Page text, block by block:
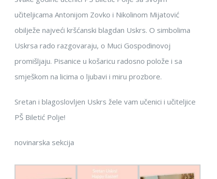
učiteljicama Antonijom Zovko i Nikolinom Mijatović
obilježe najveći kršćanski blagdan Uskrs. O simbolima
Uskrsa rado razgovaraju, o Muci Gospodinovoj
promišljaju. Pisanice u košaricu radosno polože i sa
smješkom na licima o ljubavi i miru prozbore.
Sretan i blagoslovljen Uskrs žele vam učenici i učiteljice
PŠ Biletić Polje!
novinarska sekcija